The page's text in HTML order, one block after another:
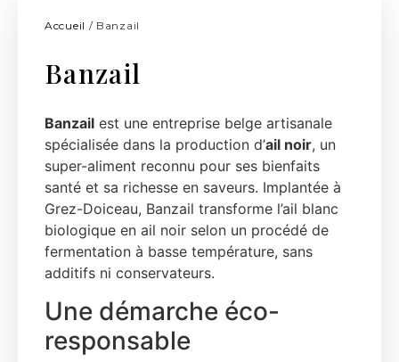
Accueil / Banzail
Banzail
Banzail est une entreprise belge artisanale
spécialisée dans la production d’ail noir, un
super-aliment reconnu pour ses bienfaits
santé et sa richesse en saveurs. Implantée à
Grez-Doiceau, Banzail transforme l’ail blanc
biologique en ail noir selon un procédé de
fermentation à basse température, sans
additifs ni conservateurs.
Une démarche éco-
responsable